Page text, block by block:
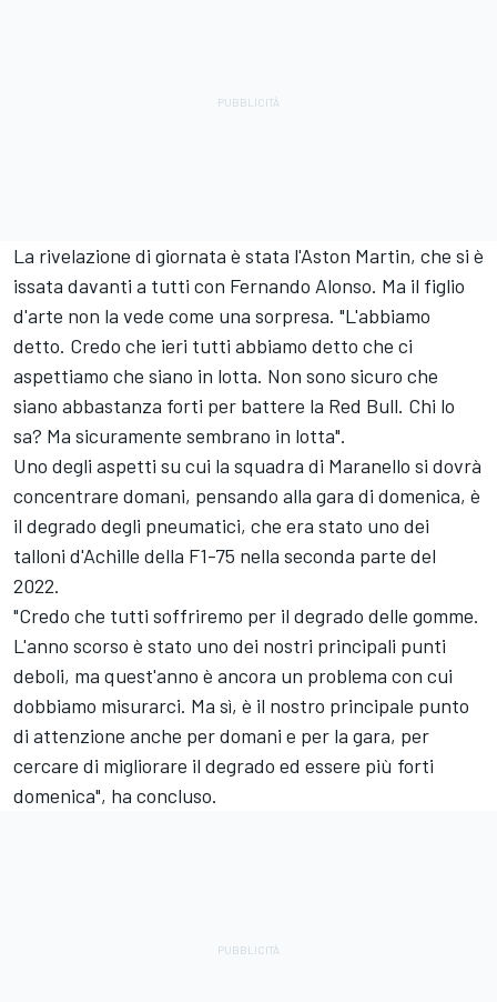
La rivelazione di giornata è stata l'Aston Martin, che si è
issata davanti a tutti con Fernando Alonso. Ma il figlio
d'arte non la vede come una sorpresa. "L'abbiamo
detto. Credo che ieri tutti abbiamo detto che ci
aspettiamo che siano in lotta. Non sono sicuro che
siano abbastanza forti per battere la Red Bull. Chi lo
sa? Ma sicuramente sembrano in lotta".
Uno degli aspetti su cui la squadra di Maranello si dovrà
concentrare domani, pensando alla gara di domenica, è
il degrado degli pneumatici, che era stato uno dei
talloni d'Achille della F1-75 nella seconda parte del
2022.
"Credo che tutti soffriremo per il degrado delle gomme.
L'anno scorso è stato uno dei nostri principali punti
deboli, ma quest'anno è ancora un problema con cui
dobbiamo misurarci. Ma sì, è il nostro principale punto
di attenzione anche per domani e per la gara, per
cercare di migliorare il degrado ed essere più forti
domenica", ha concluso.